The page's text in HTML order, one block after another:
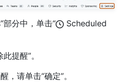
分中，单击“
Scheduled
提醒”。
，请单击“确定”。